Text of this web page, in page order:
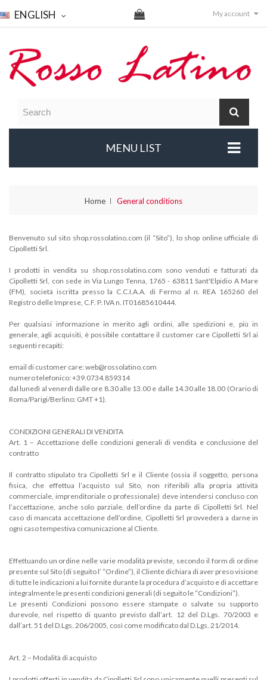
My account
ENGLISH
MENU LIST
Home General conditions
Benvenuto sul sito shop.rossolatino.com (il “Sito”), lo shop online ufficiale di
Cipolletti Srl.
I prodotti in vendita su shop.rossolatino.com sono venduti e fatturati da
Cipolletti Srl, con sede in Via Lungo Tenna, 1765 - 63811 Sant'Elpidio A Mare
(FM), società iscritta presso la C.C.I.A.A. di Fermo al n. REA 165260 del
Registro delle Imprese, C.F. P. IVA n. IT01685610444.
Per qualsiasi informazione in merito agli ordini, alle spedizioni e, più in
generale, agli acquisiti, è possibile contattare il customer care Cipolletti Srl ai
seguenti recapiti:
email di customer care: web@rossolatino.com
numero telefonico: +39.0734.859314
dal lunedì al venerdì dalle ore 8.30 alle 13.00 e dalle 14.30 alle 18.00 (Orario di
Roma/Parigi/Berlino: GMT +1).
CONDIZIONI GENERALI DI VENDITA
Art. 1 – Accettazione delle condizioni generali di vendita e conclusione del
contratto
Il contratto stipulato tra Cipolletti Srl e il Cliente (ossia il soggetto, persona
fisica, che effettua l’acquisto sul Sito, non riferibili alla propria attività
commerciale, imprenditoriale o professionale) deve intendersi concluso con
l’accettazione, anche solo parziale, dell’ordine da parte di Cipolletti Srl. Nel
caso di mancata accettazione dell’ordine, Cipolletti Srl provvederà a darne in
ogni caso tempestiva comunicazione al Cliente.
Effettuando un ordine nelle varie modalità previste, secondo il form di ordine
presente sul Sito (di seguito l’ “Ordine”), il Cliente dichiara di aver preso visione
di tutte le indicazioni a lui fornite durante la procedura d’acquisto e di accettare
integralmente le presenti condizioni generali (di seguito le “Condizioni”).
Le presenti Condizioni possono essere stampate o salvate su supporto
durevole, nel rispetto di quanto previsto dall’art. 12 del D.Lgs. 70/2003 e
dall’art. 51 del D.Lgs. 206/2005, così come modificato dal D.Lgs. 21/2014.
Art. 2 – Modalità di acquisto